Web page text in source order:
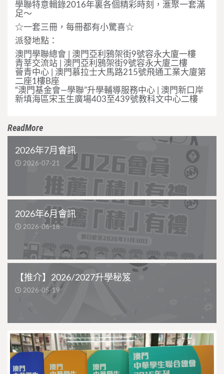
學聯特意輯錄2016年裏各個精彩時刻，滙聚一套滿
足～
☆一套三冊，每冊都有小驚喜☆
派發地點：
澳門學聯總會 | 澳門亞利鴉架街9號容永大廈一樓
青莘交流站 | 澳門亞利鴉架街9號容永大廈二樓
薈青中心 | 澳門慕拉士大馬路215號飛通工業大廈第
二座1樓B座
“澳門基金會—學聯”升學輔導服務中心 | 澳門新口岸
新填海區宋玉生廣場403至439號教科文中心二樓
ReadMore
2026年7月會訊
2026-07-21
2026年6月會訊
2026-06-18
【推介】2026/2027升學秘笈
2026-05-19